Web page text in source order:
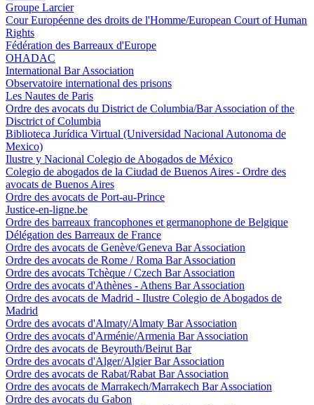
Groupe Larcier
Cour Européenne des droits de l'Homme/European Court of Human
Rights
Fédération des Barreaux d'Europe
OHADAC
International Bar Association
Observatoire international des prisons
Les Nautes de Paris
Ordre des avocats du District de Columbia/Bar Association of the
Disctrict of Columbia
Biblioteca Jurídica Virtual (Universidad Nacional Autonoma de
Mexico)
Ilustre y Nacional Colegio de Abogados de México
Colegio de abogados de la Ciudad de Buenos Aires - Ordre des
avocats de Buenos Aires
Ordre des avocats de Port-au-Prince
Justice-en-ligne.be
Ordre des barreaux francophones et germanophone de Belgique
Délégation des Barreaux de France
Ordre des avocats de Genève/Geneva Bar Association
Ordre des avocats de Rome / Roma Bar Association
Ordre des avocats Tchèque / Czech Bar Association
Ordre des avocats d'Athènes - Athens Bar Association
Ordre des avocats de Madrid - Ilustre Colegio de Abogados de
Madrid
Ordre des avocats d'Almaty/Almaty Bar Association
Ordre des avocats d'Arménie/Armenia Bar Association
Ordre des avocats de Beyrouth/Beirut Bar
Ordre des avocats d'Alger/Algier Bar Association
Ordre des avocats de Rabat/Rabat Bar Association
Ordre des avocats de Marrakech/Marrakech Bar Association
Ordre des avocats du Gabon